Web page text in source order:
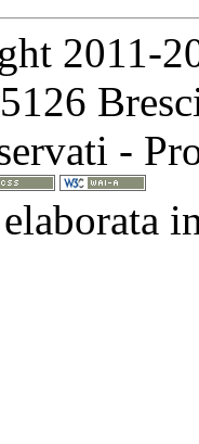
2011-
-